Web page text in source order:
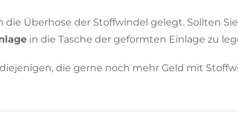
die Überhose der Stoffwindel gelegt. Sollten
in die Tasche der geformten Einlage zu
die gerne noch mehr Geld mit